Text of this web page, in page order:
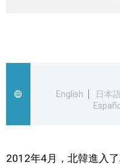
English
日本語
2012年4月，北韓進入